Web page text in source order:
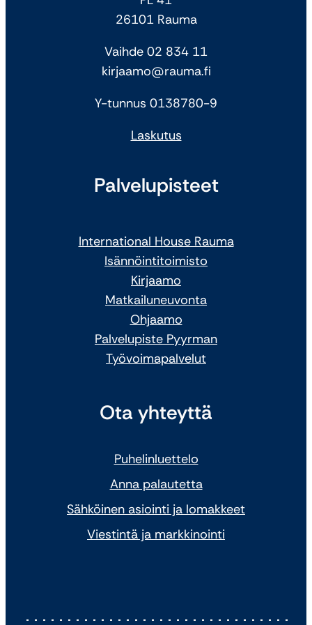
26101 Rauma
Vaihde 02 834 11
kirjaamo@rauma.fi
Y-tunnus 0138780-9
Laskutus
Palvelupisteet
International House Rauma
Isännöintitoimisto
Kirjaamo
Matkailuneuvonta
Ohjaamo
Palvelupiste Pyyrman
Työvoimapalvelut
Ota yhteyttä
Puhelinluettelo
Anna palautetta
Sähköinen asiointi ja lomakkeet
Viestintä ja markkinointi